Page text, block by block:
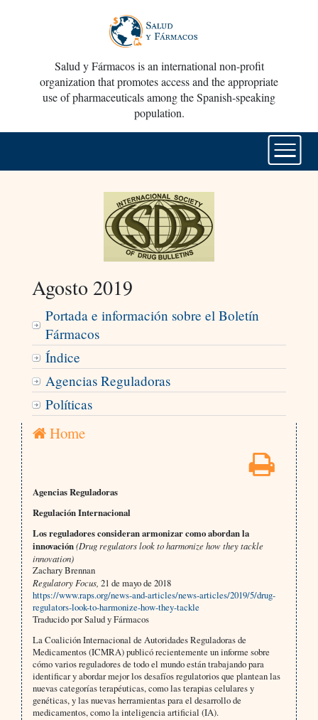
Salud y Fármacos is an international non-profit
organization that promotes access and the appropriate
use of pharmaceuticals among the Spanish-speaking
population.
Agosto 2019
Portada e información sobre el Boletín
Fármacos
Índice
Agencias Reguladoras
Políticas
Home
Agencias Reguladoras
Regulación Internacional
Los reguladores consideran armonizar como abordan la
innovación(Drug regulators look to harmonize how they tackle
innovation)
Zachary Brennan
Regulatory Focus, 21 de mayo de 2018
https://www.raps.org/news-and-articles/news-articles/2019/5/drug-
regulators-look-to-harmonize-how-they-tackle
Traducido por Salud y Fármacos
La Coalición Internacional de Autoridades Reguladoras de
Medicamentos (ICMRA) publicó recientemente un informe sobre
cómo varios reguladores de todo el mundo están trabajando para
identificar y abordar mejor los desafíos regulatorios que plantean las
nuevas categorías terapéuticas, como las terapias celulares y
genéticas, y las nuevas herramientas para el desarrollo de
medicamentos, como la inteligencia artificial (IA).